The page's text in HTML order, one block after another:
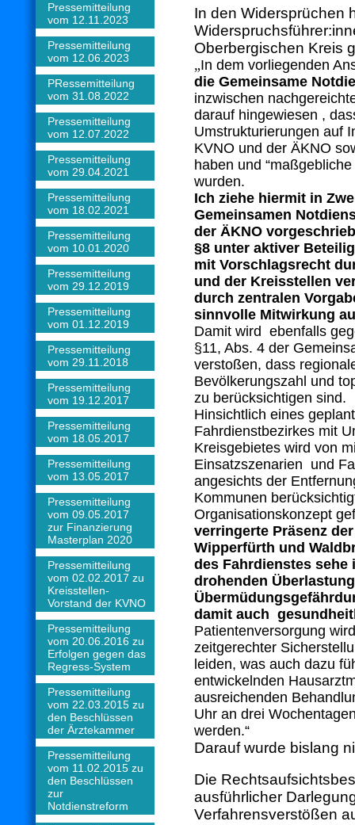
Pressemitteilung
vom 12.11.2023
Pressemitteilung
vom 12.06.2023
PRessemitteilung
vom 31.08.2022
Pressemitteilung
vom 12.07.2022
Pressemitteilung
vom 29.04.2021
Pressemitteilung
vom 18.02.2021
Pressemitteilung
vom 10.01.2020
Pressemitteilung
vom 29.12.2019
Pressemitteilung
vom 01.12.2019
Pressemitteilung
vom 29.11.2018
Pressemitteilung
vom 19.12.2017
Pressemitteilung
vom 18.05.2017
Pressemitteilung
vom 13.05.2017
Pressemitteilung
vom 09.05.2017
zur Finanzierung
Masterplan 2020
Pressemitteilung
vom 02.02.2017 zu
Kreisstellen-
Vorstand der KVNO
Pressemitteilung
vom 20.06.2016 zu
Erfolgen gegen das
Regress-System
Pressemitteilung
vom 22.03.2015 zu
den Beschlüssen
der Ärztekammer
Pressemitteilung
vom 11.02.2015 zu
den Beschlüssen
zur
Notdienstreform
In den Widersprüchen
Oberbergischen Kreis
„In dem vorliegenden
die Gemeinsame
inzwischen
darauf hingewiesen ,
Umstrukturierungen auf
KVNO und der ÄKNO
haben und
wurden.
Ich ziehe hiermit in
Gemeinsamen
der ÄKNO
§8 unter aktiver
mit Vorschlagsrecht
und der Kreisstellen
durch zentralen
sinnvolle Mitwirkung
Damit wird ebenfalls
§11, Abs. 4 der
verstoßen, dass
Bevölkerungszahl und
zu berücksichtigen sind.
Hinsichtlich eines
Fahrdienstbezirkes mit
Kreisgebietes wird von
Einsatzszenarien und
angesichts der
Kommunen
Organisationskonzept
verringerte Präsenz
Wipperfürth und
des Fahrdienstes
drohenden
damit auch
Patientenversorgung
zeitgerechter
leiden, was auch dazu
entwickelnden
ausreichenden
Uhr an drei
werden.“
Darauf wurde bislang
Die
ausführlicher
Verfahrensverstößen